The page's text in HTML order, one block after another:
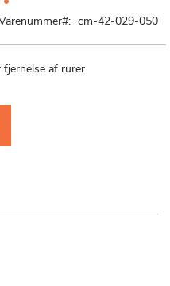
cm-42-029-050
af rurer